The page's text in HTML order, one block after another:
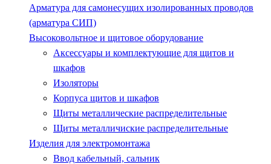
Арматура для самонесущих изолированных проводов
(арматура СИП)
Высоковольтное и щитовое оборудование
Аксессуары и комплектующие для щитов и
шкафов
Изоляторы
Корпуса щитов и шкафов
Щиты металлические распределительные
Щиты металличиские распределительные
Изделия для электромонтажа
Ввод кабельный, сальник